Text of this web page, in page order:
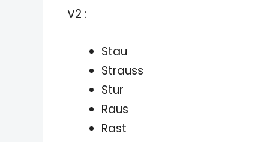
V2 :
Stau
Strauss
Stur
Raus
Rast